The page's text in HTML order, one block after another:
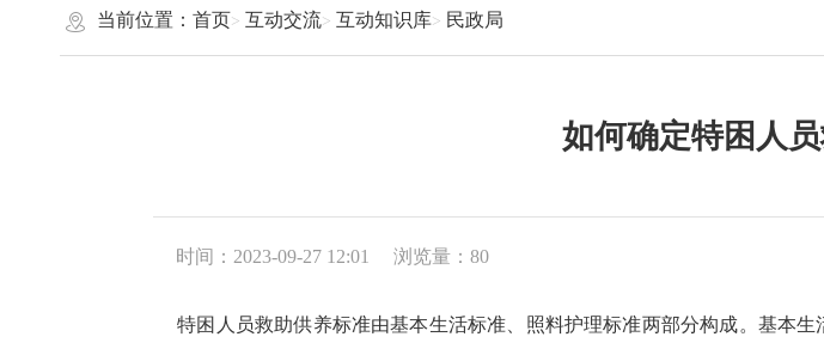
当前位置： 首页 互动交流 互动知识库 民政局
如何确定特困人
时间：2023-09-27 12:01 浏览量： 80
特困人员救助供养标准由基本生活标准、照料护理标准两部分构成。基本